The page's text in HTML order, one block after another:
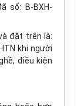
số: B-BXH-
đặt trên là:
khi người
điều kiện